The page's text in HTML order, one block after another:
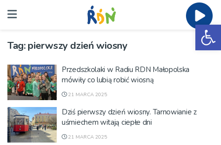
Tag:pierwszy dzień wiosny
Przedszkolaki w Radiu RDN Małopolska
mówiły co lubią robić wiosną
21 MARCA 2025
Dziś pierwszy dzień wiosny. Tarnowianie z
uśmiechem witają ciepłe dni
21 MARCA 2025